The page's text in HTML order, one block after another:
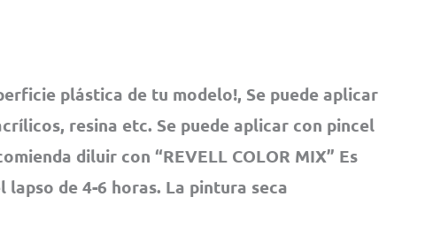
plástica de tu modelo!, Se puede aplicar
resina etc. Se puede aplicar con pincel
diluir con “REVELL COLOR MIX” Es
de 4-6 horas. La pintura seca